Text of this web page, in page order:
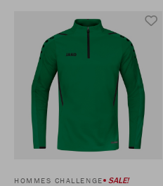
HOMMES CHALLENGE SALE!